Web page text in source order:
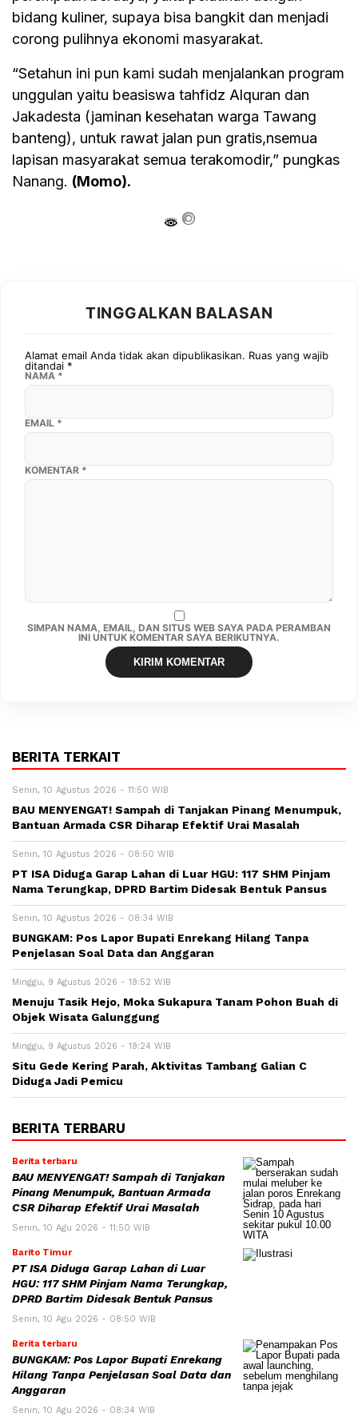
bidang kuliner, supaya bisa bangkit dan menjadi
corong pulihnya ekonomi masyarakat.
“Setahun ini pun kami sudah menjalankan program
unggulan yaitu beasiswa tahfidz Alquran dan
Jakadesta (jaminan kesehatan warga Tawang
banteng), untuk rawat jalan pun gratis,nsemua
lapisan masyarakat semua terakomodir,” pungkas
Nanang. (Momo).
TINGGALKAN BALASAN
Alamat email Anda tidak akan dipublikasikan. Ruas yang wajib
ditandai *
KOMENTAR *
NAMA *
EMAIL *
SIMPAN NAMA, EMAIL, DAN SITUS WEB SAYA PADA PERAMBAN
INI UNTUK KOMENTAR SAYA BERIKUTNYA.
BERITA TERKAIT
Senin, 10 Agustus 2026 - 11:50 WIB
BAU MENYENGAT! Sampah di Tanjakan Pinang Menumpuk,
Bantuan Armada CSR Diharap Efektif Urai Masalah
Senin, 10 Agustus 2026 - 08:50 WIB
PT ISA Diduga Garap Lahan di Luar HGU: 117 SHM Pinjam
Nama Terungkap, DPRD Bartim Didesak Bentuk Pansus
Senin, 10 Agustus 2026 - 08:34 WIB
BUNGKAM: Pos Lapor Bupati Enrekang Hilang Tanpa
Penjelasan Soal Data dan Anggaran
Minggu, 9 Agustus 2026 - 19:52 WIB
Menuju Tasik Hejo, Moka Sukapura Tanam Pohon Buah di
Objek Wisata Galunggung
Minggu, 9 Agustus 2026 - 19:24 WIB
Situ Gede Kering Parah, Aktivitas Tambang Galian C
Diduga Jadi Pemicu
BERITA TERBARU
Berita terbaru
BAU MENYENGAT! Sampah di Tanjakan
Pinang Menumpuk, Bantuan Armada
CSR Diharap Efektif Urai Masalah
Senin, 10 Agu 2026 - 11:50 WIB
Barito Timur
PT ISA Diduga Garap Lahan di Luar
HGU: 117 SHM Pinjam Nama Terungkap,
DPRD Bartim Didesak Bentuk Pansus
Senin, 10 Agu 2026 - 08:50 WIB
Berita terbaru
BUNGKAM: Pos Lapor Bupati Enrekang
Hilang Tanpa Penjelasan Soal Data dan
Anggaran
Senin, 10 Agu 2026 - 08:34 WIB